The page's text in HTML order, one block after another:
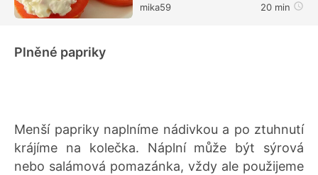
mika59
20 min
Plněné papriky
Menší papriky naplníme nádivkou a po ztuhnutí
krájíme na kolečka. Náplní může být sýrová
nebo salámová pomazánka, vždy ale použijeme